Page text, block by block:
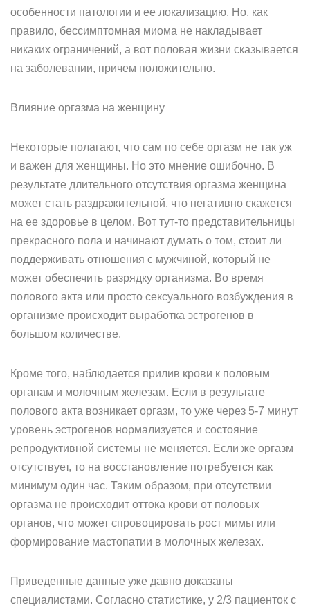
особенности патологии и ее локализацию. Но, как
правило, бессимптомная миома не накладывает
никаких ограничений, а вот половая жизни сказывается
на заболевании, причем положительно.
Влияние оргазма на женщину
Некоторые полагают, что сам по себе оргазм не так уж
и важен для женщины. Но это мнение ошибочно. В
результате длительного отсутствия оргазма женщина
может стать раздражительной, что негативно скажется
на ее здоровье в целом. Вот тут-то представительницы
прекрасного пола и начинают думать о том, стоит ли
поддерживать отношения с мужчиной, который не
может обеспечить разрядку организма. Во время
полового акта или просто сексуального возбуждения в
организме происходит выработка эстрогенов в
большом количестве.
Кроме того, наблюдается прилив крови к половым
органам и молочным железам. Если в результате
полового акта возникает оргазм, то уже через 5-7 минут
уровень эстрогенов нормализуется и состояние
репродуктивной системы не меняется. Если же оргазм
отсутствует, то на восстановление потребуется как
минимум один час. Таким образом, при отсутствии
оргазма не происходит оттока крови от половых
органов, что может спровоцировать рост мимы или
формирование мастопатии в молочных железах.
Приведенные данные уже давно доказаны
специалистами. Согласно статистике, у 2/3 пациенток с